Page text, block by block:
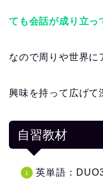
ても会話が成り立っ
なので周りや世界に
興味を持って広げて
自習教材
英単語：